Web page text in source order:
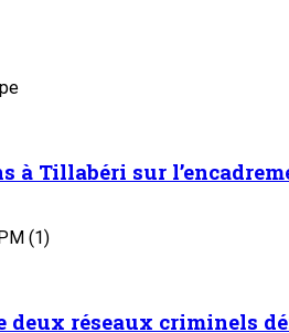
Tillabéri sur
deux réseaux criminels